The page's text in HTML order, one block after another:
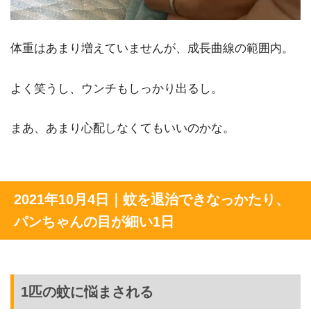
体重はあまり増えていませんが、成長曲線の範囲内。
よく笑うし、ウンチもしっかり出るし。
まあ、あまり心配しなくてもいいのかな。
2021年10月4日｜蚊を退治できなっかたり、
パンちゃんの目が細い1日
1匹の蚊に悩まされる